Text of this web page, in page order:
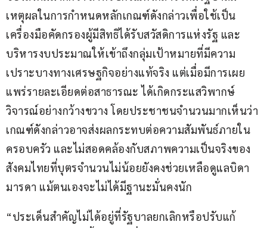
เหตุผลในการกำหนดหลักเกณฑ์ดังกล่าวเพื่อใช้เป็น
เครื่องมือคัดกรองผู้มีสิทธิได้รับสวัสดิการแห่งรัฐ และ
บริหารงบประมาณให้เข้าถึงกลุ่มเป้าหมายที่มีความ
เปราะบางทางเศรษฐกิจอย่างแท้จริง แต่เมื่อมีการเผย
แพร่รายละเอียดต่อสาธารณะ ได้เกิดกระแสวิพากษ์
วิจารณ์อย่างกว้างขวาง โดยประชาชนจำนวนมากเห็นว่า
เกณฑ์ดังกล่าวอาจส่งผลกระทบต่อความสัมพันธ์ภายใน
ครอบครัว และไม่สอดคล้องกับสภาพความเป็นจริงของ
สังคมไทยที่บุตรจำนวนไม่น้อยยังคงช่วยเหลือดูแลบิดา
มารดา แม้ตนเองจะไม่ได้มีฐานะมั่นคงนัก
“ประเด็นสำคัญไม่ได้อยู่ที่รัฐบาลยกเลิกหรือปรับแก้